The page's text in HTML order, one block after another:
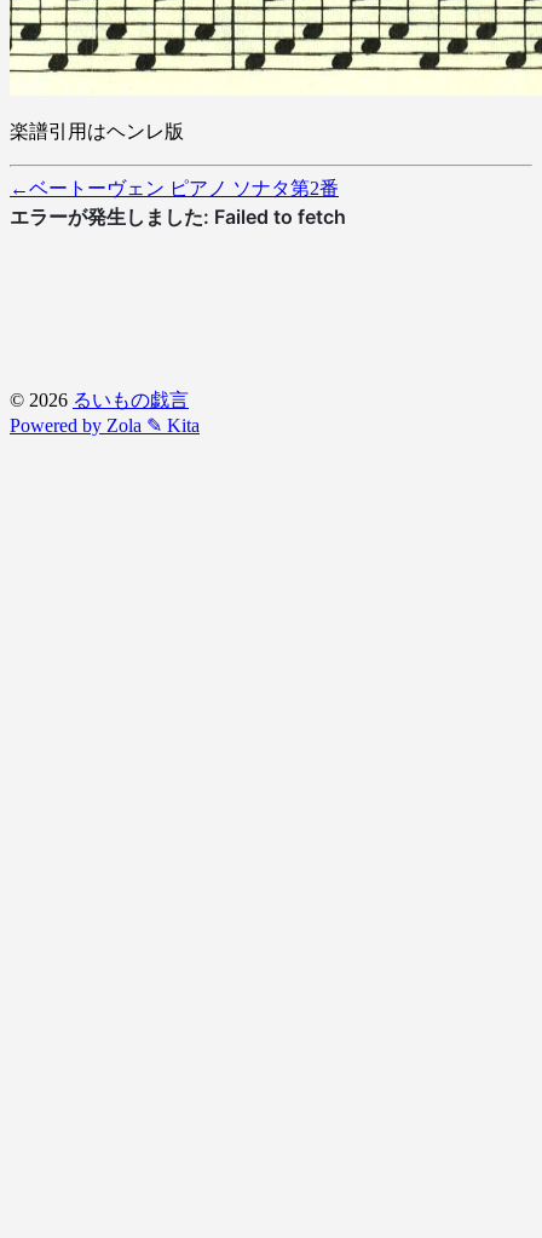
楽譜引用はヘンレ版
←ベートーヴェン ピアノ ソナタ第2番
© 2026 るいもの戯言
Powered by Zola ✎ Kita